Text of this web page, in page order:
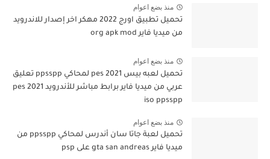
منذ بضع اعوام
تحميل تطبيق اورج 2022 مهكر اخر إصدار للاندرويد
من ميديا فاير org apk mod
منذ بضع اعوام
تحميل لعبه بيس pes 2021 لمحاكي ppsspp تعليق
عربي من ميديا فاير برابط مباشر للأندرويد pes 2021
iso ppsspp
منذ بضع اعوام
تحميل لعبة جاتا سان أندرس لمحاكي ppsspp من
ميديا فاير gta san andreas على psp